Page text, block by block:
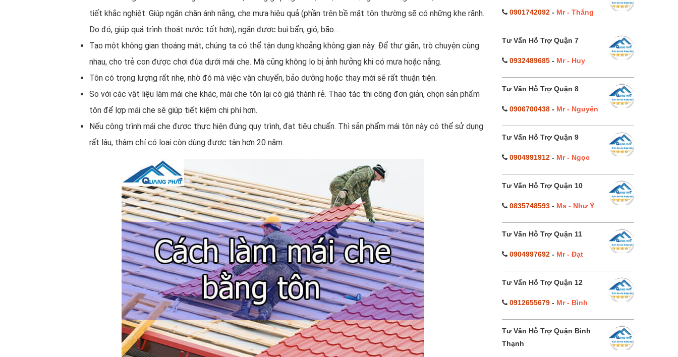
tiết khắc nghiệt: Giúp ngăn chặn ánh nắng, che mưa hiệu quả (phần trên bề mặt tôn thường sẽ có những khe rãnh.
Do đó, giúp quá trình thoát nước tốt hơn), ngăn được bụi bẩn, gió, bão…
Tạo một không gian thoáng mát, chúng ta có thể tận dụng khoảng không gian này. Để thư giãn, trò chuyện cùng
nhau, cho trẻ con được chơi đùa dưới mái che. Mà cũng không lo bị ảnh hưởng khi có mưa hoặc nắng.
Tôn có trọng lượng rất nhẹ, nhờ đó mà việc vận chuyển, bảo dưỡng hoặc thay mới sẽ rất thuận tiện.
So với các vật liệu làm mái che khác, mái che tôn lại có giá thành rẻ. Thao tác thi công đơn giản, chọn sản phẩm
tôn để lợp mái che sẽ giúp tiết kiệm chi phí hơn.
Nếu công trình mái che được thực hiện đúng quy trình, đạt tiêu chuẩn. Thì sản phẩm mái tôn này có thể sử dụng
rất lâu, thậm chí có loại còn dùng được tận hơn 20 năm.
0901742092- Mr - Thắng
Tư Vấn Hỗ Trợ Quận 7
0932489685- Mr - Huy
Tư Vấn Hỗ Trợ Quận 8
0906700438- Mr - Nguyên
Tư Vấn Hỗ Trợ Quận 9
0904991912- Mr - Ngọc
Tư Vấn Hỗ Trợ Quận 10
0835748593- Ms - Như Ý
Tư Vấn Hỗ Trợ Quận 11
0904997692- Mr - Đạt
Tư Vấn Hỗ Trợ Quận 12
0912655679- Mr - Bình
Tư Vấn Hỗ Trợ Quận Bình
Thạnh